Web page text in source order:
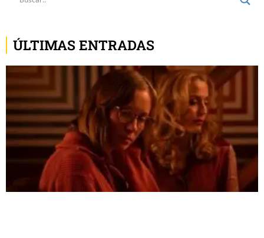
ÚLTIMAS ENTRADAS